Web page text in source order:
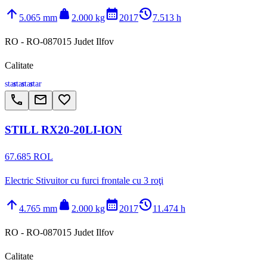
arrow_upward 5.065 mm weight 2.000 kgcalendar_month2017history_27.513 h
RO - RO-087015 Judet Ilfov
Calitate
starstarstarstar
call email favorite_border
STILL RX20-20LI-ION
67.685 ROL
Electric Stivuitor cu furci frontale cu 3 roţi
arrow_upward 4.765 mm weight 2.000 kgcalendar_month2017history_211.474 h
RO - RO-087015 Judet Ilfov
Calitate